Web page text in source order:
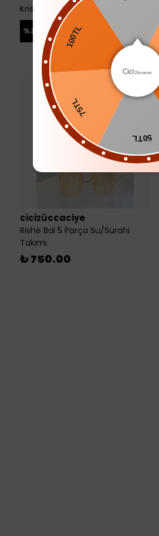
Kristal Su Bardağı
%27 ₺ 2,200.00
₺ 1,600.00
Tükendi
cicizüccaciye
Rishe Bal 5 Parça Su/Sürahi
Takımı
₺ 750.00
50TL
75TL
100TL